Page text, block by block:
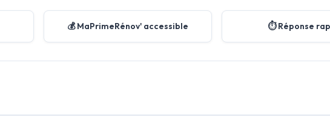
💰 MaPrimeRénov' accessible ⏱️ Réponse